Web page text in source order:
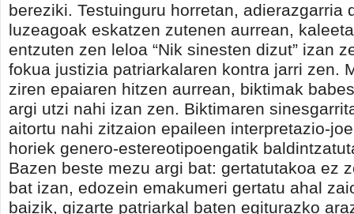
bereziki. Testuinguru horretan, adierazgarria
luzeagoak eskatzen zutenen aurrean,
entzuten zen leloa “Nik sinesten dizut” izan
fokua justizia patriarkalaren kontra jarri zen.
ziren epaiaren hitzen aurrean, biktimak
argi utzi nahi izan zen. Biktimaren
aitortu nahi zitzaion epaileen interpretazio-
horiek genero-estereotipoengatik
Bazen beste mezu argi bat: gertatutakoa ez
bat izan, edozein emakumeri gertatu ahal
baizik, gizarte patriarkal baten egiturazko